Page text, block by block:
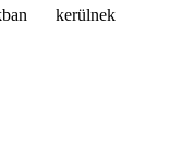
kerülnek